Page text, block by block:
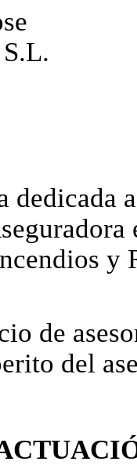
dedicada
y
de
del